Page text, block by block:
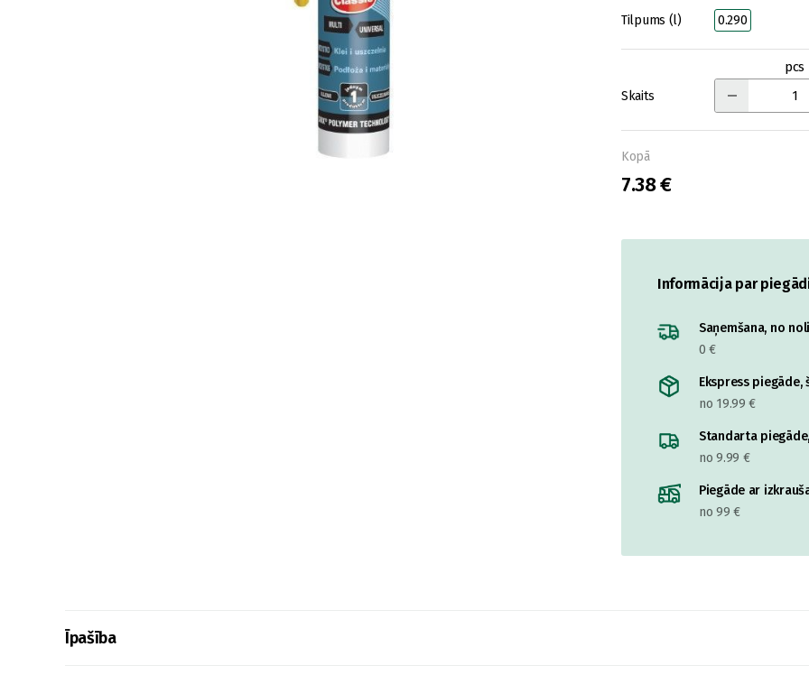
Tilpums (l) 0.290
Skaits
pcs
Kopā
7.38 €
Informācija par
Saņemšana, no
0 €
Ekspress
no 19.99 €
Standarta
no 9.99 €
Piegāde ar
no 99 €
Īpašība